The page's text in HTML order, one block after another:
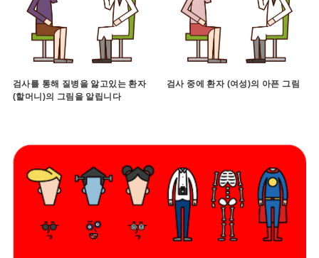
검사를 통해 질병을 앓고있는 환자
(할머니)의 그림을 알립니다
검사 중에 환자 (여성)의 아픈 그림